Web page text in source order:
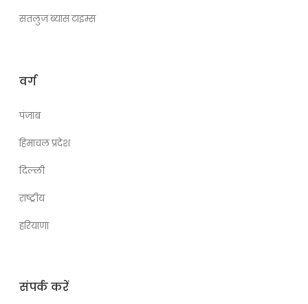
सतलुज ब्यास टाइम्स
वर्ग
पंजाब
हिमाचल प्रदेश
दिल्ली
राष्ट्रीय
हरियाणा
संपर्क करें